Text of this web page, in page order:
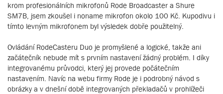
krom profesionálních mikrofonů Rode Broadcaster a Shure
SM7B, jsem zkoušel i noname mikrofon okolo 100 Kč. Kupodivu i
tímto levným mikrofonem byl výsledek dobře použitelný.
Ovládání RodeCasteru Duo je promyšlené a logické, takže ani
začátečník nebude mít s prvním nastavení žádný problém. I díky
integrovanému průvodci, který jej provede počátečním
nastavením. Navíc na webu firmy Rode je i podrobný návod s
obrázky a v dnešní době integrovaných překladačů v prohlížeči